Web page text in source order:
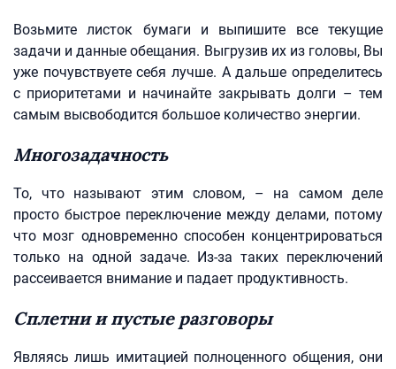
Возьмите листок бумаги и выпишите все текущие
задачи и данные обещания. Выгрузив их из головы, Вы
уже почувствуете себя лучше. А дальше определитесь
с приоритетами и начинайте закрывать долги – тем
самым высвободится большое количество энергии.
Многозадачность
То, что называют этим словом, – на самом деле
просто быстрое переключение между делами, потому
что мозг одновременно способен концентрироваться
только на одной задаче. Из-за таких переключений
рассеивается внимание и падает продуктивность.
Сплетни и пустые разговоры
Являясь лишь имитацией полноценного общения, они